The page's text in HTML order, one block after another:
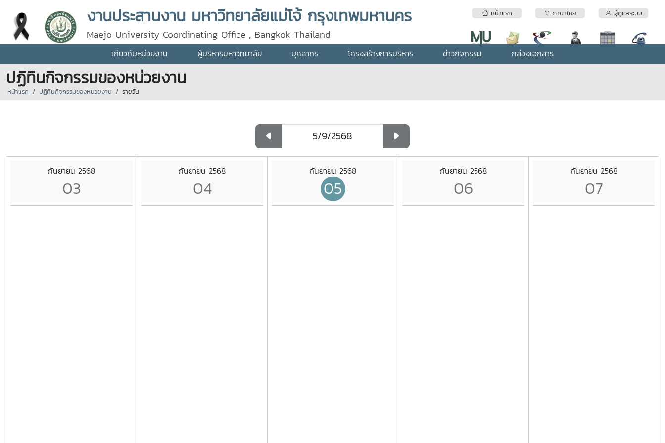
หน้าแรก ภาษาไทย ผู้ดูแลระบบ
งานประสานงาน มหาวิทยาลัยแม่โจ้ กรุงเทพมหานคร
Maejo University Coordinating Office , Bangkok Thailand
เกี่ยวกับหน่วยงาน ผู้บริหารมหาวิทยาลัย บุคลากร โครงสร้างการบริหาร ข่าวกิจกรรม กล่องเอกสาร
ปฏิทินกิจกรรมของหน่วยงาน
หน้าแรก ปฏิทินกิจกรรมของหน่วยงาน รายวัน
กันยายน 2568
03
กันยายน 2568
04
กันยายน 2568
05
กันยายน 2568
06
กันยายน 2568
07